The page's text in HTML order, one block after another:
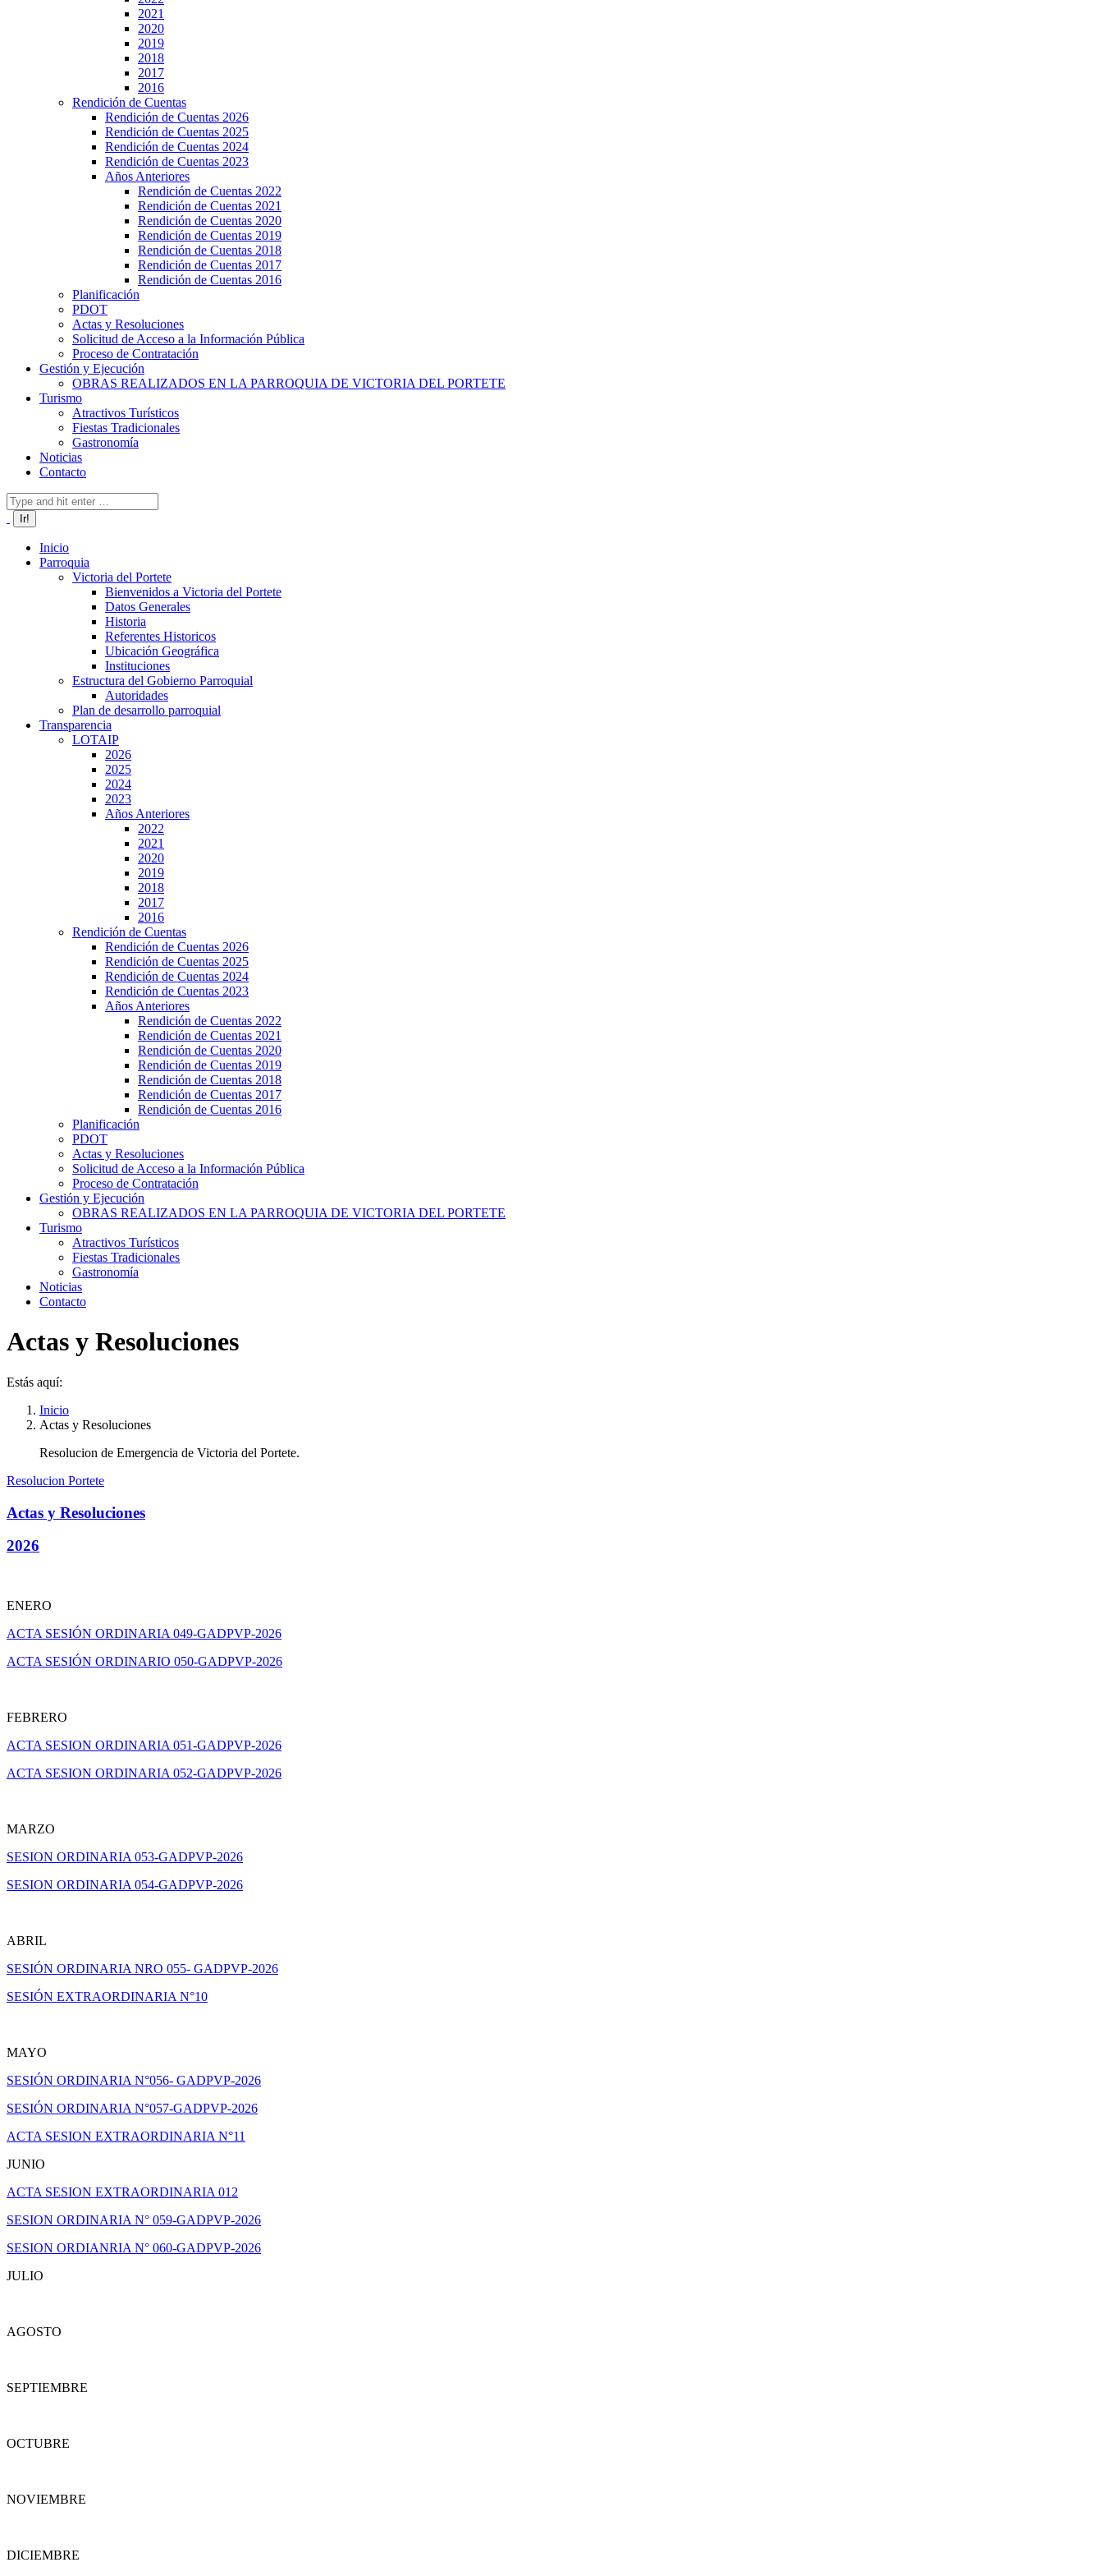
2021
2020
2019
2018
2017
2016
Rendición de Cuentas
Rendición de Cuentas 2026
Rendición de Cuentas 2025
Rendición de Cuentas 2024
Rendición de Cuentas 2023
Años Anteriores
Rendición de Cuentas 2022
Rendición de Cuentas 2021
Rendición de Cuentas 2020
Rendición de Cuentas 2019
Rendición de Cuentas 2018
Rendición de Cuentas 2017
Rendición de Cuentas 2016
Planificación
PDOT
Actas y Resoluciones
Solicitud de Acceso a la Información Pública
Proceso de Contratación
Gestión y Ejecución
OBRAS REALIZADOS EN LA PARROQUIA DE VICTORIA DEL PORTETE
Turismo
Atractivos Turísticos
Fiestas Tradicionales
Gastronomía
Noticias
Contacto
Buscar:
Inicio
Parroquia
Victoria del Portete
Bienvenidos a Victoria del Portete
Datos Generales
Historia
Referentes Historicos
Ubicación Geográfica
Instituciones
Estructura del Gobierno Parroquial
Autoridades
Plan de desarrollo parroquial
Transparencia
LOTAIP
2026
2025
2024
2023
Años Anteriores
2022
2021
2020
2019
2018
2017
2016
Rendición de Cuentas
Rendición de Cuentas 2026
Rendición de Cuentas 2025
Rendición de Cuentas 2024
Rendición de Cuentas 2023
Años Anteriores
Rendición de Cuentas 2022
Rendición de Cuentas 2021
Rendición de Cuentas 2020
Rendición de Cuentas 2019
Rendición de Cuentas 2018
Rendición de Cuentas 2017
Rendición de Cuentas 2016
Planificación
PDOT
Actas y Resoluciones
Solicitud de Acceso a la Información Pública
Proceso de Contratación
Gestión y Ejecución
OBRAS REALIZADOS EN LA PARROQUIA DE VICTORIA DEL PORTETE
Turismo
Atractivos Turísticos
Fiestas Tradicionales
Gastronomía
Noticias
Contacto
Actas y Resoluciones
Estás aquí:
Inicio
Actas y Resoluciones
Resolucion de Emergencia de Victoria del Portete.
Resolucion Portete
Actas y Resoluciones
2026
ENERO
ACTA SESIÓN ORDINARIA 049-GADPVP-2026
ACTA SESIÓN ORDINARIO 050-GADPVP-2026
FEBRERO
ACTA SESION ORDINARIA 051-GADPVP-2026
ACTA SESION ORDINARIA 052-GADPVP-2026
MARZO
SESION ORDINARIA 053-GADPVP-2026
SESION ORDINARIA 054-GADPVP-2026
ABRIL
SESIÓN ORDINARIA NRO 055- GADPVP-2026
SESIÓN EXTRAORDINARIA N°10
MAYO
SESIÓN ORDINARIA N°056- GADPVP-2026
SESIÓN ORDINARIA N°057-GADPVP-2026
ACTA SESION EXTRAORDINARIA N°11
JUNIO
ACTA SESION EXTRAORDINARIA 012
SESION ORDINARIA N° 059-GADPVP-2026
SESION ORDIANRIA N° 060-GADPVP-2026
JULIO
AGOSTO
SEPTIEMBRE
OCTUBRE
NOVIEMBRE
DICIEMBRE